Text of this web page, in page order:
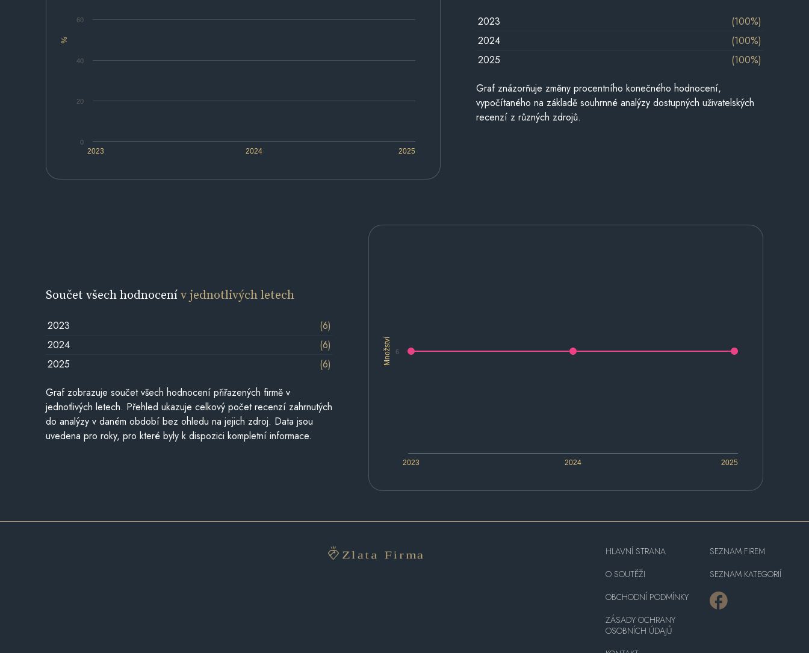
%
2023 2024 2025
0
20
40
60 2023
(100%)
2024
(100%)
2025
(100%)
Graf znázorňuje změny procentního konečného hodnocení,
vypočítaného na základě souhrnné analýzy dostupných uživatelských
recenzí z různých zdrojů.
Množství
2023 2024 2025
6
Součet všech hodnocenív jednotlivých letech
2023
(6)
2024
(6)
2025
(6)
Graf zobrazuje součet všech hodnocení přiřazených firmě v
jednotlivých letech. Přehled ukazuje celkový počet recenzí zahrnutých
do analýzy v daném období bez ohledu na jejich zdroj. Data jsou
uvedena pro roky, pro které byly k dispozici kompletní informace.
HLAVNÍ STRANA
O SOUTĚŽI
OBCHODNÍ PODMÍNKY
ZÁSADY OCHRANY
OSOBNÍCH ÚDAJŮ
SEZNAM FIREM
SEZNAM KATEGORIÍ